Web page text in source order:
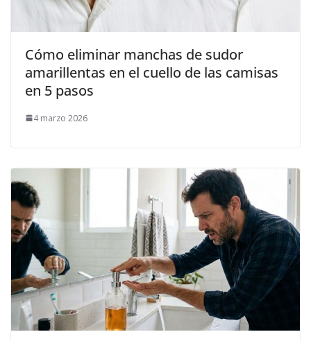
Cómo eliminar manchas de sudor
amarillentas en el cuello de las camisas
en 5 pasos
4 marzo 2026